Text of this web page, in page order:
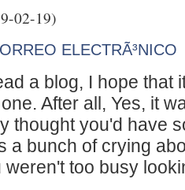
02-19)
ELECTRÃ³NICO
a blog, I hope that
After all, Yes, it
thought you'd have
a bunch of crying
too busy